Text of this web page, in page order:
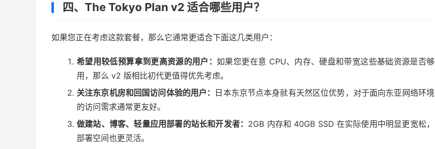
四、The Tokyo Plan v2 适合哪些用户？
如果您正在考虑这款套餐，那么它通常更适合下面这几类用户：
希望用较低预算拿到更高资源的用户：如果您更在意 CPU、内存、硬盘和带宽这些基础资源是否够
用，那么 v2 版相比初代更值得优先考虑。
关注东京机房和回国访问体验的用户：
日本东京节点本身就有天然区位优势，对于面向东亚网络环境
的访问需求通常更友好。
做建站、博客、轻量应用部署的站长和开发者： 2GB 内存和 40GB SSD 在实际使用中明显更宽松，
部署空间也更灵活。